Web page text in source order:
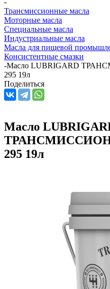
Трансмиссионные масла
Моторные масла
Специальные масла
Индустриальные масла
Масла для пищевой
Консистентные смазки
-Масло LUBRIGARD
295 19л
Поделиться
Масло
295 19л